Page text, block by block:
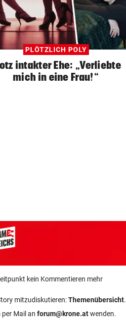
PLÖTZLICH POLY
intakter Ehe: „Verliebte
mich in eine Frau!“
kein Kommentieren mehr
mitzudiskutieren:Themenübersicht.
per Mail an forum@krone.atwenden.